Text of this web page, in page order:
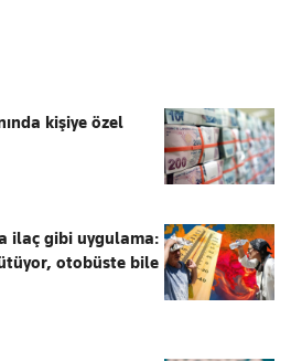
kişiye özel
ilaç gibi uygulama:
otobüste bile